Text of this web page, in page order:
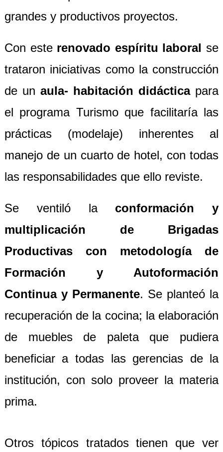
grandes y productivos proyectos.
Con esterenovado espíritu laboral se
trataron iniciativas como la construcción
de un aula- habitación didácticapara
el programa Turismo que facilitaría las
prácticas (modelaje) inherentes al
manejo de un cuarto de hotel, con todas
las responsabilidades que ello reviste.
Se ventiló la conformación y
multiplicación de Brigadas
Productivas con metodología de
Formación y Autoformación
Continua y Permanente. Se planteó la
recuperación de la cocina; la elaboración
de muebles de paleta que pudiera
beneficiar a todas las gerencias de la
institución, con solo proveer la materia
prima.
Otros tópicos tratados tienen que ver